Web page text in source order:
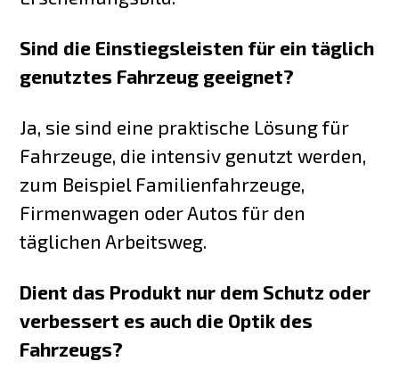
Sind die Einstiegsleisten für ein täglich
genutztes Fahrzeug geeignet?
Ja, sie sind eine praktische Lösung für
Fahrzeuge, die intensiv genutzt werden,
zum Beispiel Familienfahrzeuge,
Firmenwagen oder Autos für den
täglichen Arbeitsweg.
Dient das Produkt nur dem Schutz oder
verbessert es auch die Optik des
Fahrzeugs?